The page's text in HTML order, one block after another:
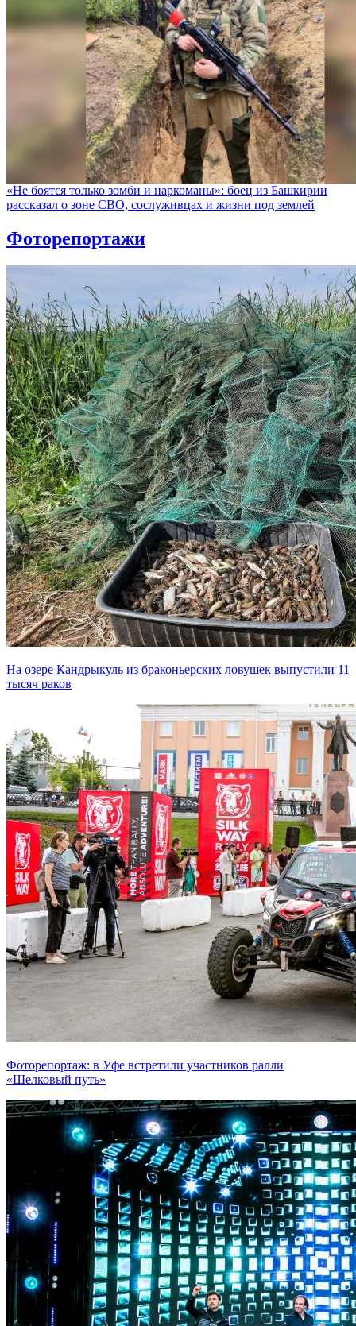
«Не боятся только зомби и наркоманы»: боец из Башкирии
рассказал о зоне СВО, сослуживцах и жизни под землей
Фоторепортажи
На озере Кандрыкуль из браконьерских ловушек выпустили 11
тысяч раков
Фоторепортаж: в Уфе встретили участников ралли
«Шелковый путь»